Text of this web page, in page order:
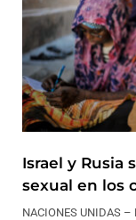
Israel y Rusia
sexual en los
NACIONES UNIDAS